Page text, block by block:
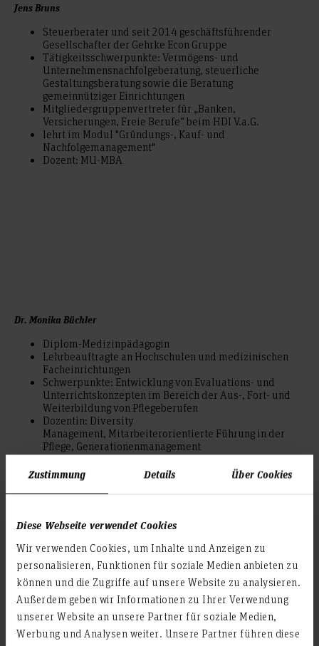
Zustimmung Details Über Cookies
Diese Webseite verwendet Cookies
Wir verwenden Cookies, um Inhalte und Anzeigen zu
personalisieren, Funktionen für soziale Medien anbieten zu
können und die Zugriffe auf unsere Website zu analysieren.
Außerdem geben wir Informationen zu Ihrer Verwendung
unserer Website an unsere Partner für soziale Medien,
Werbung und Analysen weiter. Unsere Partner führen diese
Jens Bruns
Steuerberater und seit 2014 geschäftsführender
Gesellschafter der Gehrke Econ Gruppe
Tätigkeitsschwerpunkte: Vermögens- und
Unternehmensnachfolgeberatung, steuerliche
Gestaltungsberatung sowie die Beratung
gemeinnütziger Einrichtungen
Mitgliedergruppenvertreter für „Banken,
Versicherungen, Freie Berufe“ beim HDI V.a.G.
lehrt im Modul "Gründungs-, Kauf- und
Nachfolgemanagement"
Dozent: MU-MBA
Dr. Monika Büchler
Diplom-Medizinpädagogin
Lehrbeauftragte an Hochschulen und medizinischen
Facheinrichtungen
Schwerpunkte: Entwicklung von Evaluations- und
Unterrichtskonzepten im Bereich der Aus-, Fort- und
Weiterbildung von Pflegeberufen
Dozentin: Diversity
Management, Mitarbeiterorientierte Führung in der
Pflege, Generationenmanagement
D - E
Benjamin Danneberg